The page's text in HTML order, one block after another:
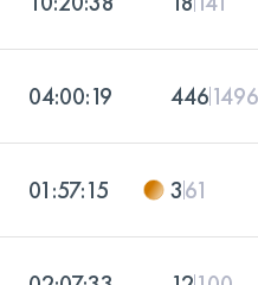
04:00:19 4461496
01:57:15 361